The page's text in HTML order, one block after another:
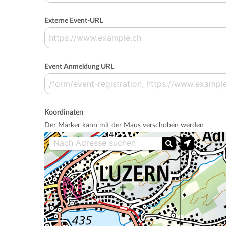
Externe Event-URL
Event Anmeldung URL
Koordinaten
Der Marker kann mit der Maus verschoben werden